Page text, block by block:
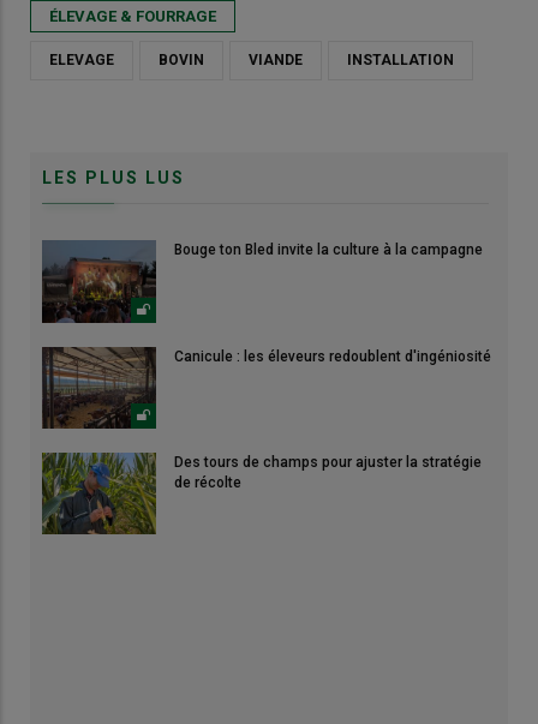
ÉLEVAGE & FOURRAGE
ELEVAGE BOVIN VIANDE INSTALLATION
LES PLUS LUS
Bouge ton Bled invite la culture à la campagne
Canicule : les éleveurs redoublent d'ingéniosité
Des tours de champs pour ajuster la stratégie
de récolte